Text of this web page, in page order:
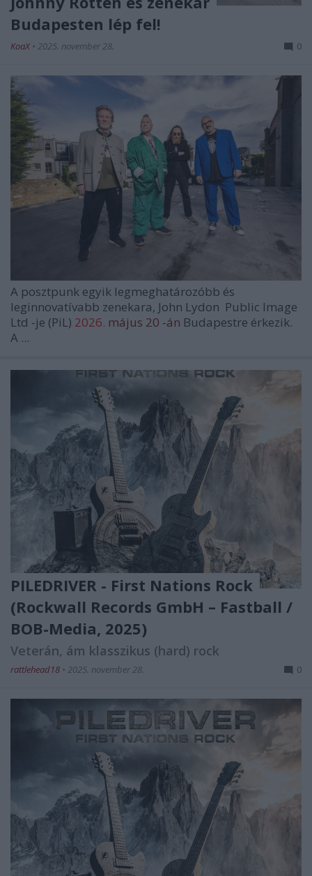
Budapesten lép fel!
KoaX • 2025. november 28. 0
A posztpunk egyik legmeghatározóbb és
leginnovatívabb zenekara, John Lydon Public Image
Ltd -je (PiL) 2026. május 20 -án Budapestre érkezik.
A ...
PILEDRIVER - First Nations Rock
(Rockwall Records GmbH – Fastball /
BOB-Media, 2025)
Veterán, ám klasszikus (hard) rock
rattlehead18 • 2025. november 28. 0